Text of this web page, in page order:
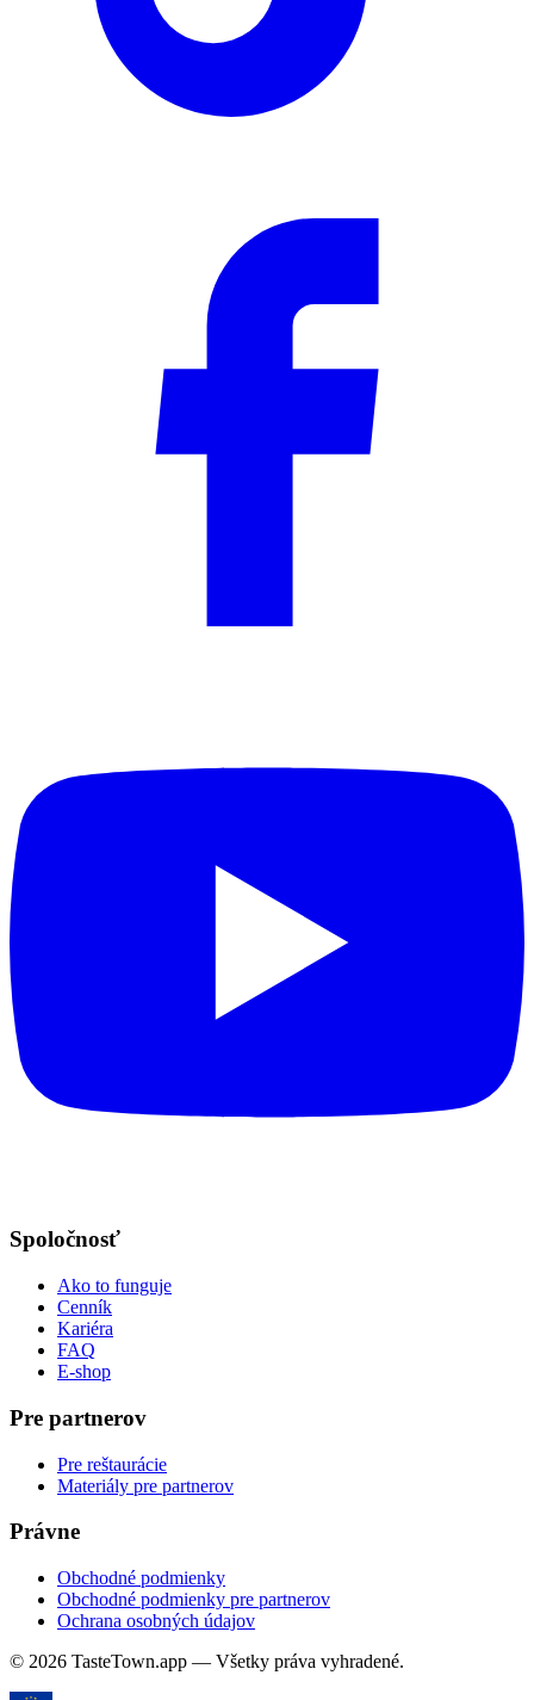
Spoločnosť
Ako to funguje
Cenník
Kariéra
FAQ
E-shop
Pre partnerov
Pre reštaurácie
Materiály pre partnerov
Právne
Obchodné podmienky
Obchodné podmienky pre partnerov
Ochrana osobných údajov
© 2026 TasteTown.app — Všetky práva vyhradené.